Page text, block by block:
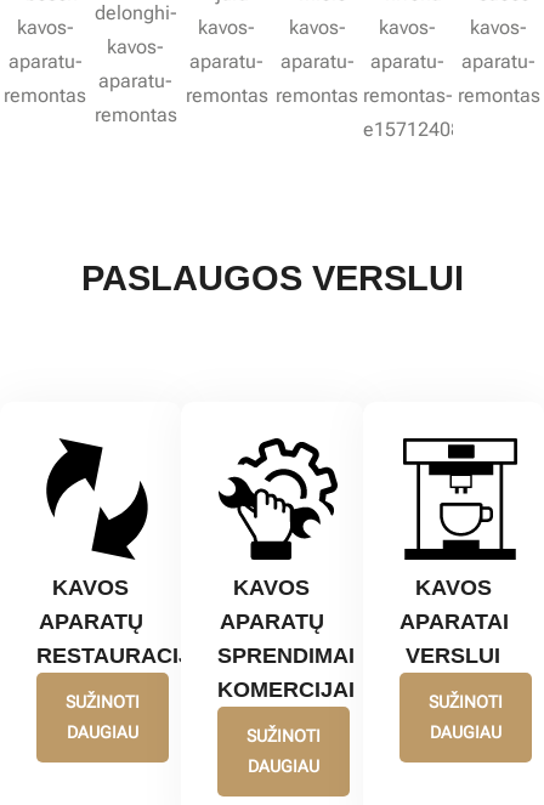
PASLAUGOS VERSLUI
KAVOS
APARATŲ
RESTAURACIJA
SUŽINOTI
DAUGIAU
KAVOS
APARATŲ
SPRENDIMAI
KOMERCIJAI
SUŽINOTI
DAUGIAU
KAVOS
APARATAI
VERSLUI
SUŽINOTI
DAUGIAU